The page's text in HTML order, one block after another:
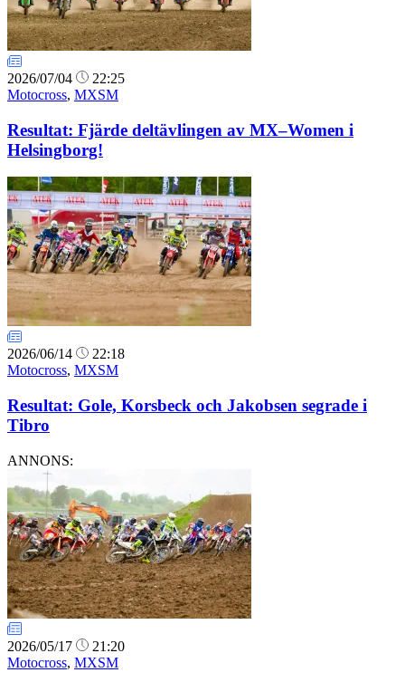
2026/07/04
22:25
Motocross, MXSM
Resultat: Fjärde deltävlingen av MX–Women i
Helsingborg!
2026/06/14
22:18
Motocross, MXSM
Resultat: Gole, Korsbeck och Jakobsen segrade i
Tibro
ANNONS:
2026/05/17
21:20
Motocross, MXSM